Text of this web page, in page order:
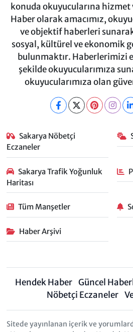
konuda okuyucularına
Haber olarak amacımız,
ve objektif haberleri
sosyal, kültürel ve ekonomik
bulunmaktır. Haberlerimizi
şekilde okuyucularımıza
okuyucularımıza olan
Sakarya Nöbetçi
Eczaneler
Sakarya Trafik Yoğunluk
Haritası
Tüm Manşetler
Haber Arşivi
Hendek Haber Güncel
Nöbetçi Eczaneler
Sitede yayınlanan içerik ve